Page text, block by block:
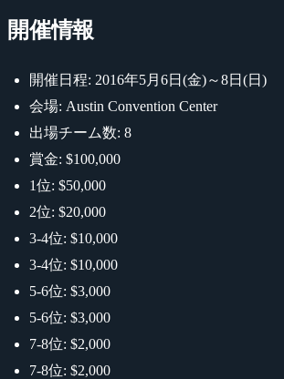
開催情報
開催日程: 2016年5月6日(金)～8日(日)
会場: Austin Convention Center
出場チーム数: 8
賞金: $100,000
1位: $50,000
2位: $20,000
3-4位: $10,000
3-4位: $10,000
5-6位: $3,000
5-6位: $3,000
7-8位: $2,000
7-8位: $2,000